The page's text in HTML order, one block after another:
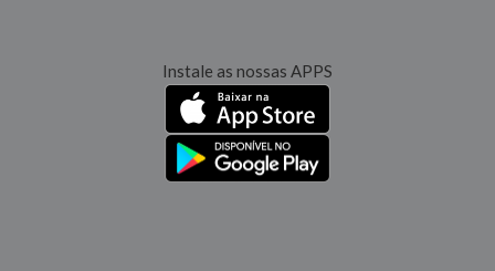
Instale as nossas APPS